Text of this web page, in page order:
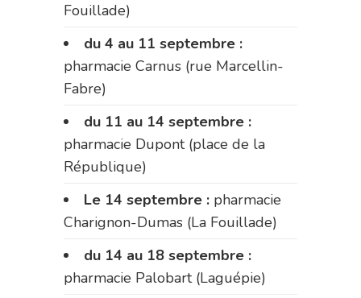
Fouillade)
du 4 au 11 septembre :
pharmacie Carnus (rue Marcellin-
Fabre)
du 11 au 14 septembre :
pharmacie Dupont (place de la
République)
Le 14 septembre : pharmacie
Charignon-Dumas (La Fouillade)
du 14 au 18 septembre :
pharmacie Palobart (Laguépie)